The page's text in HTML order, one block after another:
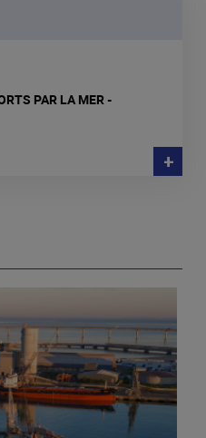
PAR LA MER -
+